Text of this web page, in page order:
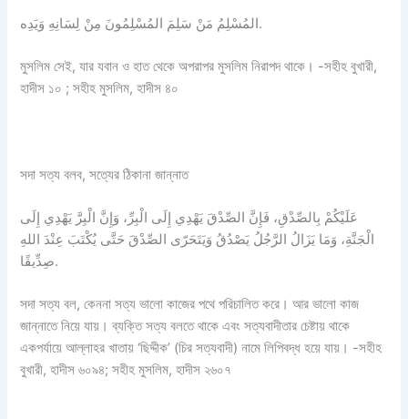
المُسْلِمُ مَنْ سَلِمَ المُسْلِمُونَ مِنْ لِسَانِهِ وَيَدِه.
মুসলিম সেই, যার যবান ও হাত থেকে অপরাপর মুসলিম নিরাপদ থাকে। -সহীহ বুখারী,
হাদীস ১০ ; সহীহ মুসলিম, হাদীস ৪০
সদা সত্য বলব, সত্যের ঠিকানা জান্নাত
عَلَيْكُمْ بِالصِّدْقِ، فَإِنَّ الصِّدْقَ يَهْدِي إِلَى الْبِرِّ، وَإِنَّ الْبِرَّ يَهْدِي إِلَى
الْجَنَّةِ، وَمَا يَزَالُ الرَّجُلُ يَصْدُقُ وَيَتَحَرّى الصِّدْقَ حَتَّى يُكْتَبَ عِنْدَ اللهِ
صِدِّيقًا.
সদা সত্য বল, কেননা সত্য ভালো কাজের পথে পরিচালিত করে। আর ভালো কাজ
জান্নাতে নিয়ে যায়। ব্যক্তি সত্য বলতে থাকে এবং সত্যবাদীতার চেষ্টায় থাকে
একপর্যায়ে আল্লাহর খাতায় ‘ছিদ্দীক’ (চির সত্যবাদী) নামে লিপিবদ্ধ হয়ে যায়। -সহীহ
বুখারী, হাদীস ৬০৯৪; সহীহ মুসলিম, হাদীস ২৬০৭